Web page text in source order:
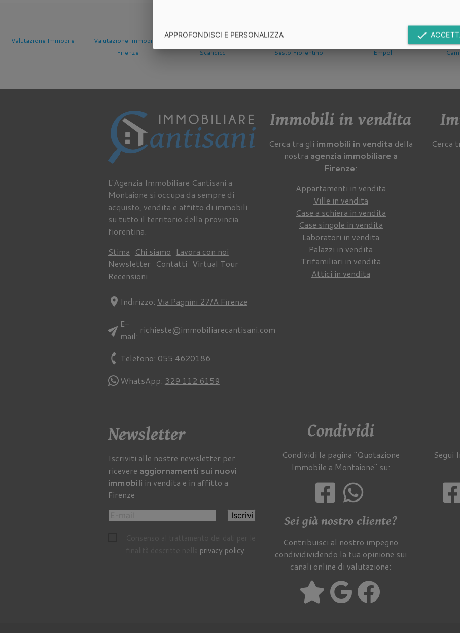
Valutazione Immobile a
Valutazione Immobile a
Scandicci
Sesto Fiorentino
Empoli
Valutazione Immobile a
Campi Bisenzio
L'Agenzia Immobiliare Cantisani a
Montaione si occupa da sempre di
acquisto, vendita e affitto di immobili
su tutto il territorio della provincia
fiorentina.
Stima Chi siamo Lavora con noi
Newsletter Contatti Virtual Tour
Recensioni
location_on Indirizzo: Via Pagnini 27/A Firenze
sendE-
mail:
richieste@immobiliarecantisani.com
phoneTelefono: 055 4620186
WhatsApp: 329 112 6159
Immobili in vendita
Cerca tra gli immobili in vendita della
nostra agenzia immobiliare a
Firenze:
Appartamenti in vendita
Ville in vendita
Case a schiera in vendita
Case singole in vendita
Laboratori in vendita
Palazzi in vendita
Trifamiliari in vendita
Attici in vendita
Cerca
Newsletter
Iscriviti alle nostre newsletter per
ricevere aggiornamenti sui nuovi
immobili in vendita e in affitto a
Firenze
Iscrivi
privacy policy
Condividi
Condividi la pagina "Quotazione
Immobile a Montaione" su:
Sei già nostro cliente?
Contribuisci al nostro impegno
condividividendo la tua opinione sui
canali online di valutazione:
Segui
APPROFONDISCI E PERSONALIZZA done